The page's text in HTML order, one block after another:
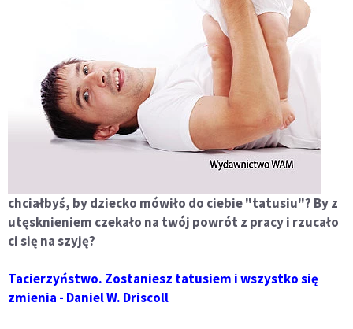
chciałbyś, by dziecko mówiło do ciebie "tatusiu"? By z
utęsknieniem czekało na twój powrót z pracy i rzucało
ci się na szyję?
Tacierzyństwo. Zostaniesz tatusiem i wszystko się
zmienia - Daniel W. Driscoll